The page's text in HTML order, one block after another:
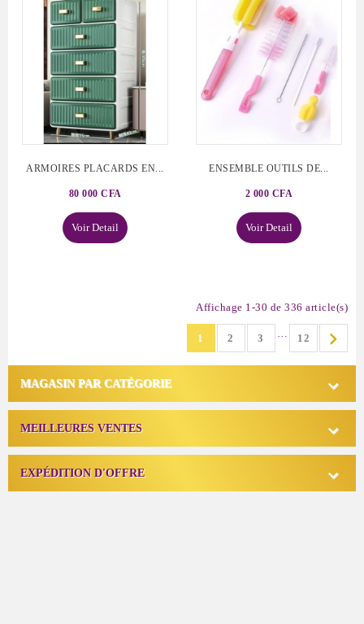
ARMOIRES PLACARDS EN...
80 000 CFA
Voir Detail
ENSEMBLE OUTILS DE...
2 000 CFA
Voir Detail
Affichage 1-30 de 336 article(s)
1 2 3 12 
MAGASIN PAR CATÉGORIE 
MEILLEURES VENTES 
EXPÉDITION D'OFFRE 